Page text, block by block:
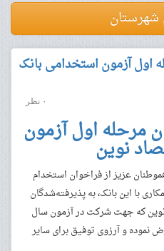
شهرستان
اول آزمون استخدامی بانک
۰ نظر
مرحله اول آزمون
نوین
عزیز از فراخوان استخدام
با این بانک، به پذیرفته‌شدگان
که جهت شرکت در آزمون سال
نموده و آرزوی توفیق برای سایر